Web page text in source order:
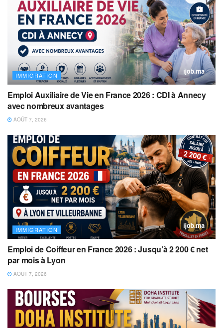
IMMIGRATION
Emploi Auxiliaire de Vie en France 2026 : CDI à Annecy
avec nombreux avantages
AOÛT 7, 2026
IMMIGRATION
Emploi de Coiffeur en France 2026 : Jusqu’à 2 200 € net
par mois à Lyon
AOÛT 7, 2026